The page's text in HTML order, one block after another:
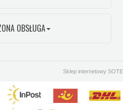
OBSŁUGA
Sklep internetowy SOTE